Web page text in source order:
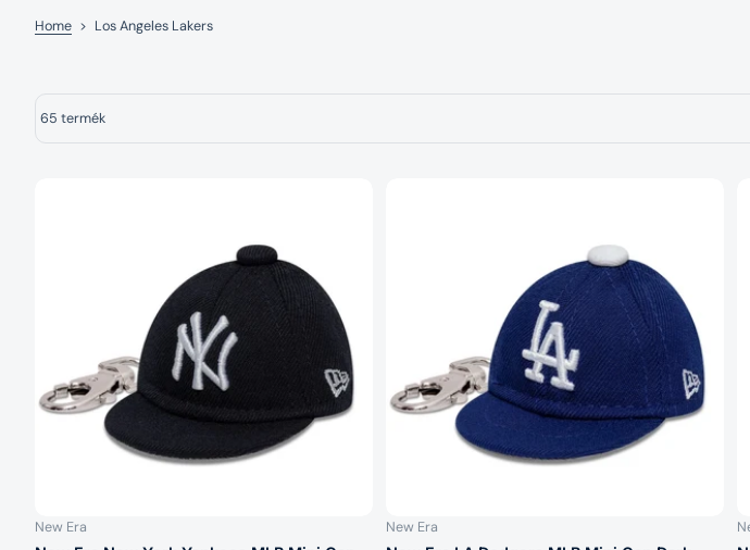
Home > Los Angeles Lakers
65 termék
New Era New Era